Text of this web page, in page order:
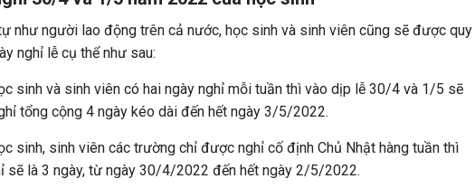
như người lao động trên cả nước, học sinh và sinh viên cũng sẽ được quy
nghỉ lễ cụ thể như sau:
sinh và sinh viên có hai ngày nghỉ mỗi tuần thì vào dịp lễ 30/4 và 1/5 sẽ
tổng cộng 4 ngày kéo dài đến hết ngày 3/5/2022.
sinh, sinh viên các trường chỉ được nghỉ cố định Chủ Nhật hàng tuần thì
sẽ là 3 ngày, từ ngày 30/4/2022 đến hết ngày 2/5/2022.